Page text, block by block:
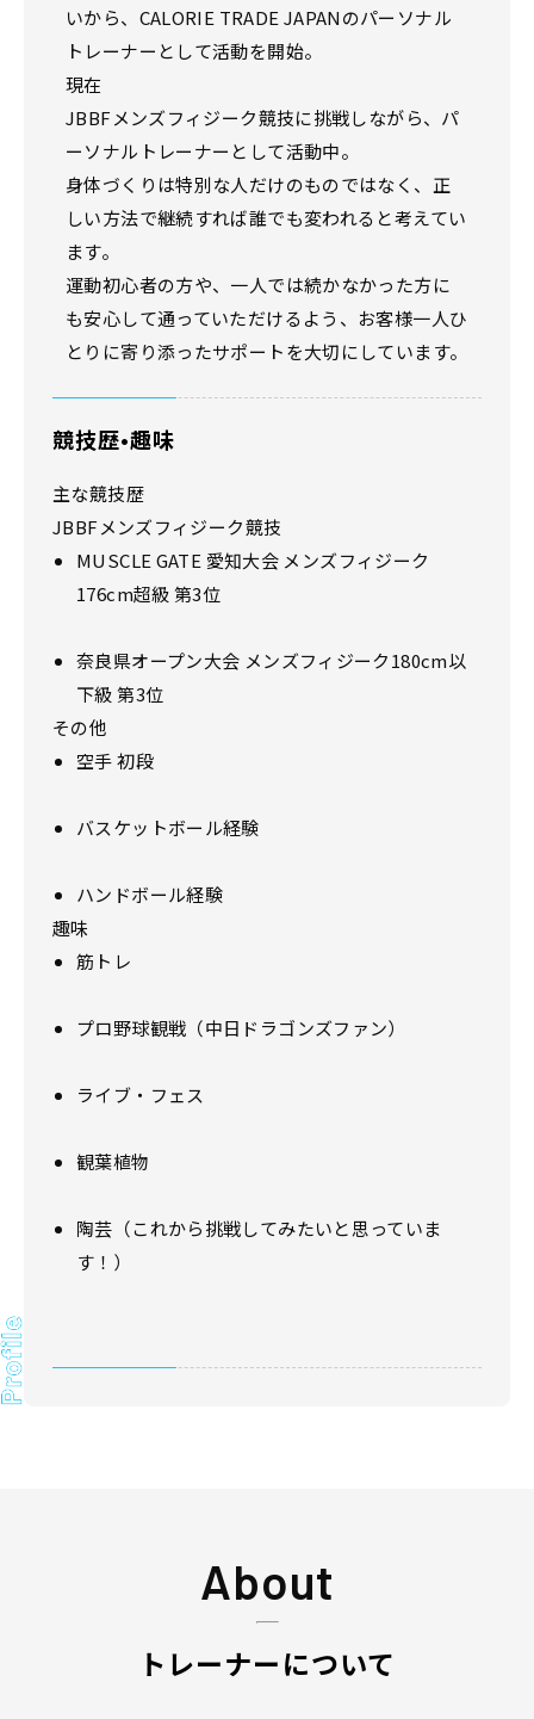
いから、CALORIE TRADE JAPANのパーソナル
トレーナーとして活動を開始。
現在
JBBFメンズフィジーク競技に挑戦しながら、パ
ーソナルトレーナーとして活動中。
身体づくりは特別な人だけのものではなく、正
しい方法で継続すれば誰でも変われると考えてい
ます。
運動初心者の方や、一人では続かなかった方に
も安心して通っていただけるよう、お客様一人ひ
とりに寄り添ったサポートを大切にしています。
競技歴•趣味
主な競技歴
JBBFメンズフィジーク競技
MUSCLE GATE 愛知大会 メンズフィジーク
176cm超級 第3位
奈良県オープン大会 メンズフィジーク180cm以
下級 第3位
その他
空手 初段
バスケットボール経験
ハンドボール経験
趣味
筋トレ
プロ野球観戦（中日ドラゴンズファン）
ライブ・フェス
観葉植物
陶芸（これから挑戦してみたいと思っていま
す！）
About
トレーナーについて